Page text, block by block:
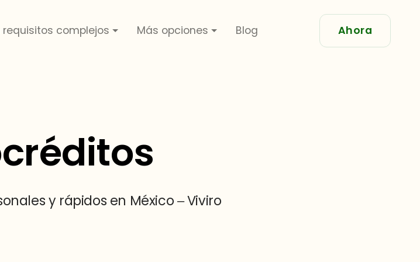
requisitos complejos Más opciones Blog Ahora
y rápidos en México – Viviro